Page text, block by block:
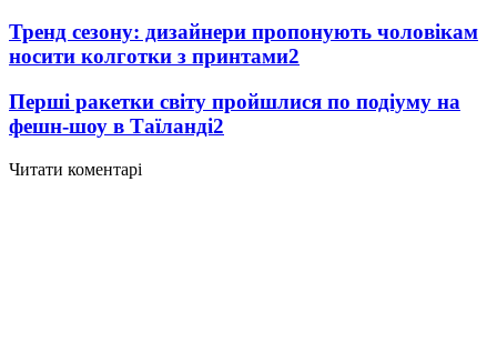
Тренд сезону: дизайнери пропонують чоловікам
носити колготки з принтами2
Перші ракетки світу пройшлися по подіуму на
фешн-шоу в Таїланді2
Читати коментарі